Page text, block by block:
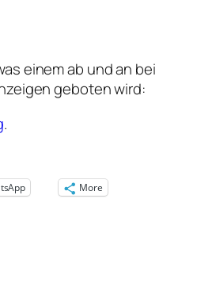
einem ab und an bei
geboten wird:
.
More